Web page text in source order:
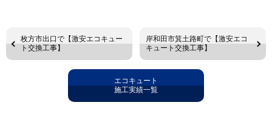
枚方市出口で【激安エコキュー
ト交換工事】
岸和田市箕土路町で【激安エコ
キュート交換工事】
エコキュート
施工実績一覧